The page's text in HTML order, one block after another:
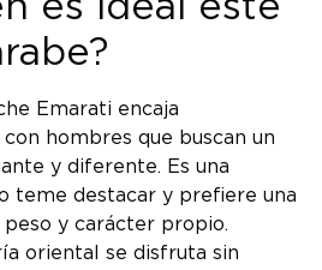
Emarati encaja
hombres que buscan un
y diferente. Es una
teme destacar y prefiere una
y carácter propio.
oriental se disfruta sin